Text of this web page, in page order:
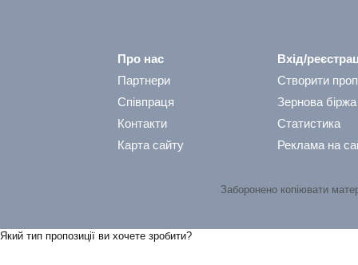
Про нас
Партнери
Співпраця
Контакти
Карта сайту
Вхід/
Створити
Зернова біржа
Статистика
Реклама на
Заборонено копіювати
Який тип пропозицiї ви хочете зробити?